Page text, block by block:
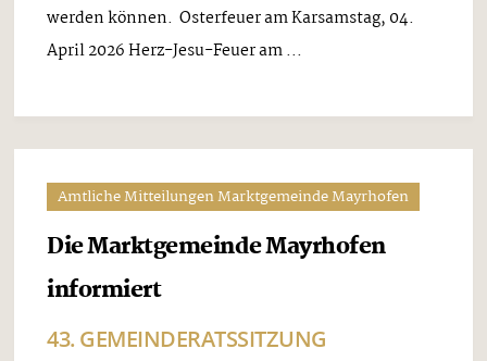
werden können. Osterfeuer am Karsamstag, 04.
April 2026 Herz-Jesu-Feuer am ...
Amtliche Mitteilungen Marktgemeinde Mayrhofen
Die Marktgemeinde Mayrhofen
informiert
43. GEMEINDERATSSITZUNG